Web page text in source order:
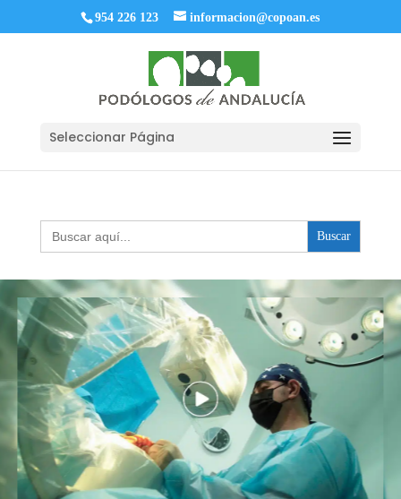
954 226 123 informacion@copoan.es
Seleccionar Página
Buscar: